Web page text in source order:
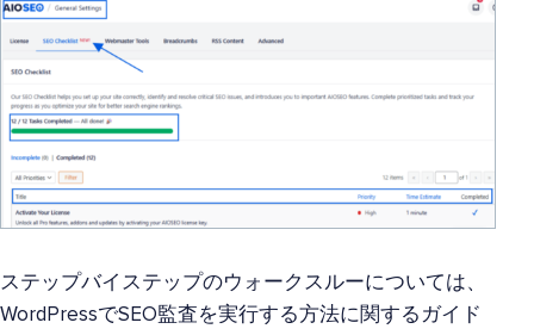
ステップバイステップのウォークスルーについては、
WordPressでSEO監査を実行する方法に関するガイド